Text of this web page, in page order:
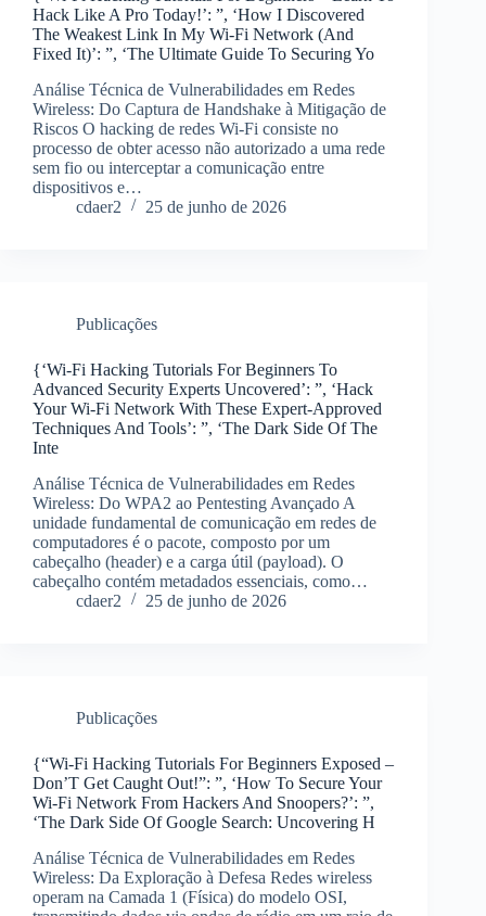
Hack Like A Pro Today!’: ”, ‘How I Discovered
The Weakest Link In My Wi-Fi Network (And
Fixed It)’: ”, ‘The Ultimate Guide To Securing Yo
Análise Técnica de Vulnerabilidades em Redes
Wireless: Do Captura de Handshake à Mitigação de
Riscos O hacking de redes Wi-Fi consiste no
processo de obter acesso não autorizado a uma rede
sem fio ou interceptar a comunicação entre
dispositivos e…
cdaer2
25 de junho de 2026
Publicações
{‘Wi-Fi Hacking Tutorials For Beginners To
Advanced Security Experts Uncovered’: ”, ‘Hack
Your Wi-Fi Network With These Expert-Approved
Techniques And Tools’: ”, ‘The Dark Side Of The
Inte
Análise Técnica de Vulnerabilidades em Redes
Wireless: Do WPA2 ao Pentesting Avançado A
unidade fundamental de comunicação em redes de
computadores é o pacote, composto por um
cabeçalho (header) e a carga útil (payload). O
cabeçalho contém metadados essenciais, como…
cdaer2
25 de junho de 2026
Publicações
{“Wi-Fi Hacking Tutorials For Beginners Exposed –
Don’T Get Caught Out!”: ”, ‘How To Secure Your
Wi-Fi Network From Hackers And Snoopers?’: ”,
‘The Dark Side Of Google Search: Uncovering H
Análise Técnica de Vulnerabilidades em Redes
Wireless: Da Exploração à Defesa Redes wireless
operam na Camada 1 (Física) do modelo OSI,